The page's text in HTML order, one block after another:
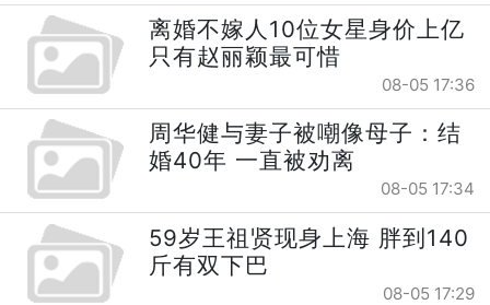
离婚不嫁人10位女星身价上亿
只有赵丽颖最可惜
08-05 17:36
周华健与妻子被嘲像母子：结
婚40年 一直被劝离
08-05 17:34
59岁王祖贤现身上海 胖到140
斤有双下巴
08-05 17:29